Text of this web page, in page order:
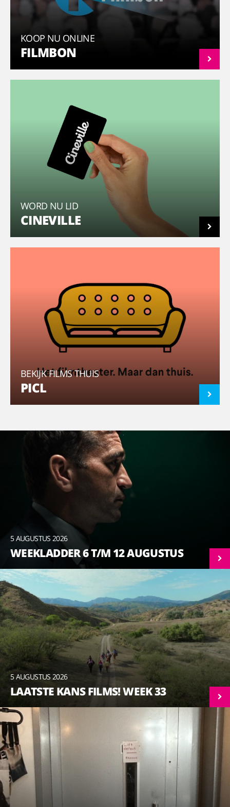
KOOP NU ONLINE
FILMBON
WORD NU LID
CINEVILLE
BEKIJK FILMS THUIS
PICL
5 AUGUSTUS 2026
WEEKLADDER 6 T/M 12 AUGUSTUS
5 AUGUSTUS 2026
LAATSTE KANS FILMS! WEEK 33